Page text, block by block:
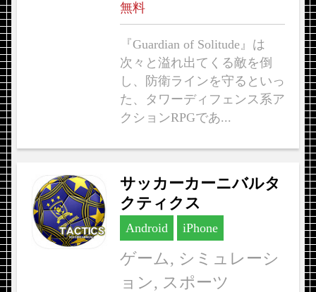
無料
『Guardian of Solitude』は
次々と溢れ出てくる敵を倒
し、防衛ラインを守るといっ
た、タワーディフェンス系ア
クションRPGであ...
サッカーカーニバルタ
クティクス
Android iPhone
ゲーム, シミュレーシ
ョン, スポーツ